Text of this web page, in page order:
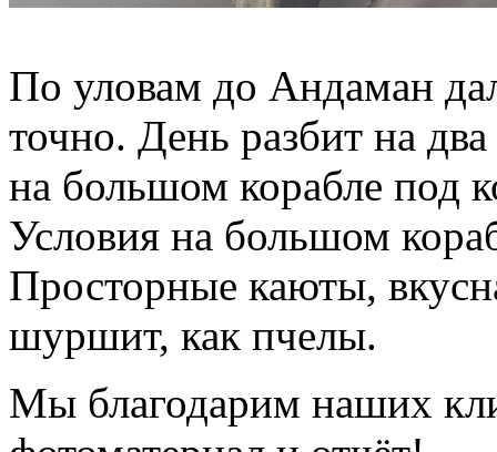
По уловам до Андаман
точно. День разбит на
на большом корабле под
Условия на большом
Просторные каюты,
шуршит, как пчелы.
Мы благодарим наших